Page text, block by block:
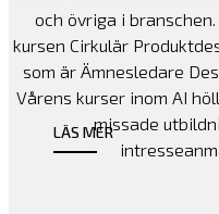
och övriga i
kursen Cirkulär
som är Ämnesledare
Vårens kurser inom AI
missade
LÄS MER